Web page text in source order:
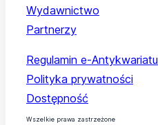
Wydawnictwo
Partnerzy
Regulamin e-Antykwariatu
Polityka prywatności
Dostępność
Wszelkie prawa zastrzeżone